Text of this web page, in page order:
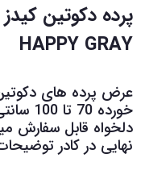
پرده دکوتین
HAPPY GRAY
دلخواه قابل سفارش
نهایی در کادر